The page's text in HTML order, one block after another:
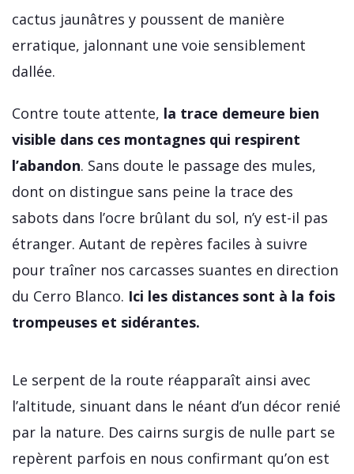
cactus jaunâtres y poussent de manière
erratique, jalonnant une voie sensiblement
dallée.
Contre toute attente, la trace demeure bien
visible dans ces montagnes qui respirent
l’abandon. Sans doute le passage des mules,
dont on distingue sans peine la trace des
sabots dans l’ocre brûlant du sol, n’y est-il pas
étranger. Autant de repères faciles à suivre
pour traîner nos carcasses suantes en direction
du Cerro Blanco. Ici les distances sont à la fois
trompeuses et sidérantes.
Le serpent de la route réapparaît ainsi avec
l’altitude, sinuant dans le néant d’un décor renié
par la nature. Des cairns surgis de nulle part se
repèrent parfois en nous confirmant qu’on est